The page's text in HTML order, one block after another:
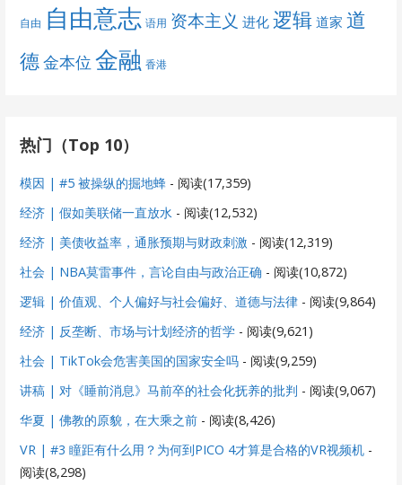
自由 自由意志 语用 资本主义 进化 逻辑 道家 道
德金本位 金融 香港
热门（Top 10）
模因 | #5 被操纵的掘地蜂 - 阅读(17,359)
经济 | 假如美联储一直放水 - 阅读(12,532)
经济 | 美债收益率，通胀预期与财政刺激 - 阅读(12,319)
社会 | NBA莫雷事件，言论自由与政治正确 - 阅读(10,872)
逻辑 | 价值观、个人偏好与社会偏好、道德与法律 - 阅读(9,864)
经济 | 反垄断、市场与计划经济的哲学 - 阅读(9,621)
社会 | TikTok会危害美国的国家安全吗 - 阅读(9,259)
讲稿 | 对《睡前消息》马前卒的社会化抚养的批判 - 阅读(9,067)
华夏 | 佛教的原貌，在大乘之前 - 阅读(8,426)
VR | #3 瞳距有什么用？为何到PICO 4才算是合格的VR视频机 -
阅读(8,298)